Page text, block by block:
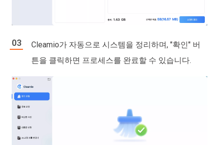
Cleamio가 자동으로 시스템을 정리하며, "확인" 버
튼을 클릭하면 프로세스를 완료할 수 있습니다.